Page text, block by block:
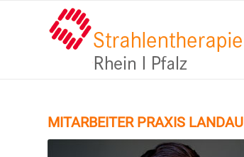
MITARBEITER PRAXIS LANDAU